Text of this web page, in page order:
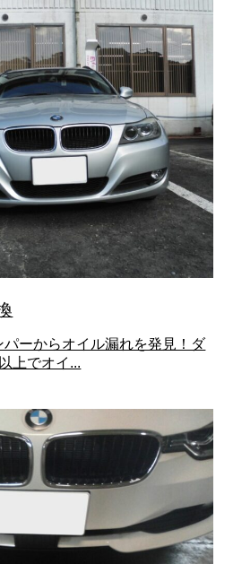
ーからオイル漏れを発見！ダ
上でオイ...